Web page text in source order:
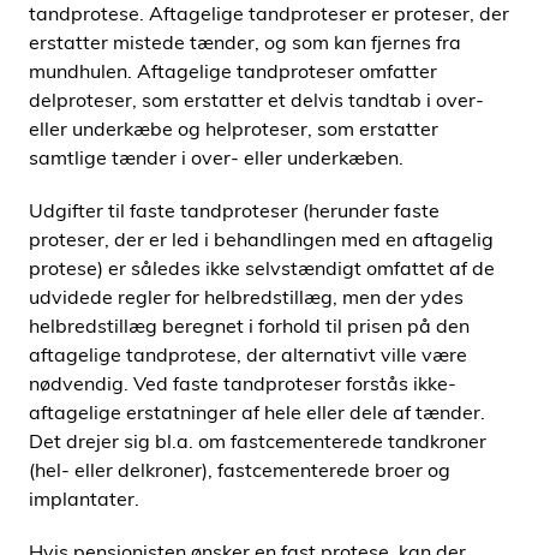
tandprotese. Aftagelige tandproteser er proteser, der
erstatter mistede tænder, og som kan fjernes fra
mundhulen. Aftagelige tandproteser omfatter
delproteser, som erstatter et delvis tandtab i over-
eller underkæbe og helproteser, som erstatter
samtlige tænder i over- eller underkæben.
Udgifter til faste tandproteser (herunder faste
proteser, der er led i behandlingen med en aftagelig
protese) er således ikke selvstændigt omfattet af de
udvidede regler for helbredstillæg, men der ydes
helbredstillæg beregnet i forhold til prisen på den
aftagelige tandprotese, der alternativt ville være
nødvendig. Ved faste tandproteser forstås ikke-
aftagelige erstatninger af hele eller dele af tænder.
Det drejer sig bl.a. om fastcementerede tandkroner
(hel- eller delkroner), fastcementerede broer og
implantater.